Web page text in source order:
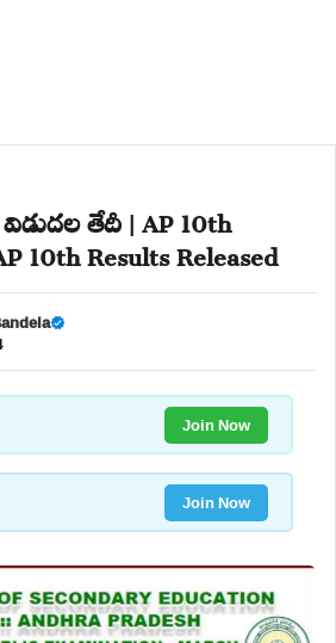
తేదీ | AP 10th
10th Results Released
Join Now
Join Now